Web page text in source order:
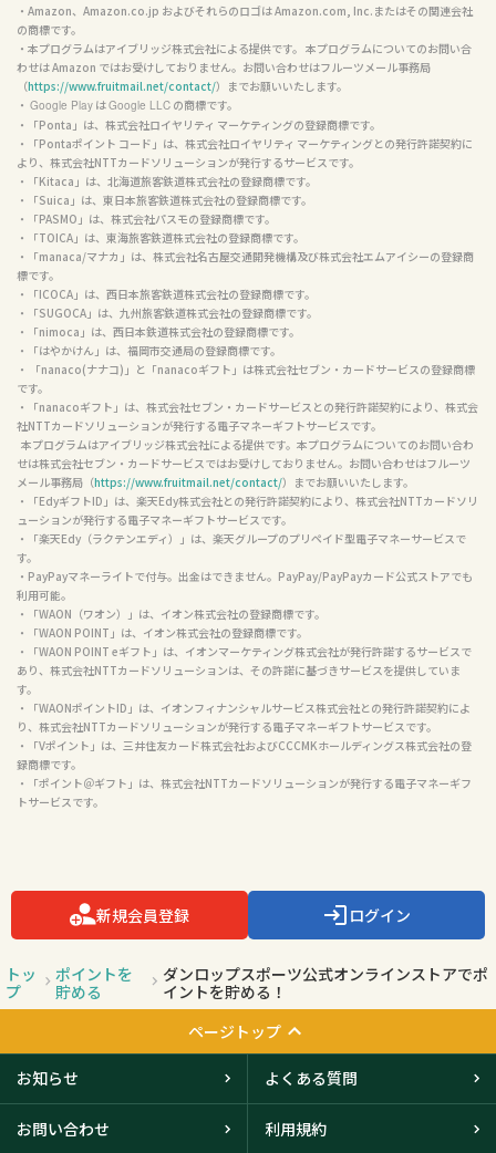
・Amazon、Amazon.co.jp およびそれらのロゴは Amazon.com, Inc.またはその関連会社
の商標です。
・本プログラムはアイブリッジ株式会社による提供です。 本プログラムについてのお問い合
わせは Amazon ではお受けしておりません。お問い合わせはフルーツメール事務局
（https://www.fruitmail.net/contact/）までお願いいたします。
・ Google Play は Google LLC の商標です。
・「Ponta」は、株式会社ロイヤリティ マーケティングの登録商標です。
・「Pontaポイント コード」は、株式会社ロイヤリティ マーケティングとの発行許諾契約に
より、株式会社NTTカードソリューションが発行するサービスです。
・「Kitaca」は、北海道旅客鉄道株式会社の登録商標です。
・「Suica」は、東日本旅客鉄道株式会社の登録商標です。
・「PASMO」は、株式会社パスモの登録商標です。
・「TOICA」は、東海旅客鉄道株式会社の登録商標です。
・「manaca/マナカ」は、株式会社名古屋交通開発機構及び株式会社エムアイシーの登録商
標です。
・「ICOCA」は、西日本旅客鉄道株式会社の登録商標です。
・「SUGOCA」は、九州旅客鉄道株式会社の登録商標です。
・「nimoca」は、西日本鉄道株式会社の登録商標です。
・「はやかけん」は、福岡市交通局の登録商標です。
・ 「nanaco(ナナコ)」と「nanacoギフト」は株式会社セブン・カードサービスの登録商標
です。
・「nanacoギフト」は、株式会社セブン・カードサービスとの発行許諾契約により、株式会
社NTTカードソリューションが発行する電子マネーギフトサービスです。
せは株式会社セブン・カードサービスではお受けしておりません。お問い合わせはフルーツ
メール事務局（https://www.fruitmail.net/contact/）までお願いいたします。
・「EdyギフトID」は、楽天Edy株式会社との発行許諾契約により、株式会社NTTカードソリ
ューションが発行する電子マネーギフトサービスです。
・「楽天Edy（ラクテンエディ）」は、楽天グループのプリペイド型電子マネーサービスで
す。
・PayPayマネーライトで付与。出金はできません。PayPay/PayPayカード公式ストアでも
利用可能。
・「WAON（ワオン）」は、イオン株式会社の登録商標です。
・「WAON POINT」は、イオン株式会社の登録商標です。
・「WAON POINT eギフト」は、イオンマーケティング株式会社が発行許諾するサービスで
あり、株式会社NTTカードソリューションは、その許諾に基づきサービスを提供していま
す。
・「WAONポイントID」は、イオンフィナンシャルサービス株式会社との発行許諾契約によ
り、株式会社NTTカードソリューションが発行する電子マネーギフトサービスです。
・「Vポイント」は、三井住友カード株式会社およびCCCMKホールディングス株式会社の登
録商標です。
・「ポイント＠ギフト」は、株式会社NTTカードソリューションが発行する電子マネーギフ
トサービスです。
新規会員登録 ログイン
トッ
プ
ポイントを
貯める
ダンロップスポーツ公式オンラインストアでポ
イントを貯める！
ページトップ
お知らせ よくある質問
お問い合わせ 利用規約